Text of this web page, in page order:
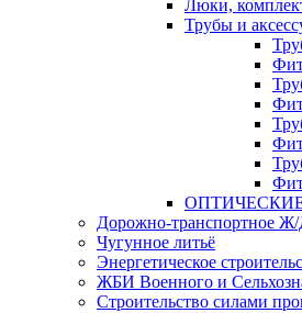
Люки,
Трубы и
Дорожно-транспортное Ж/
Чугунное литьё
Энергетическое
ЖБИ Военного и
Строительство силами